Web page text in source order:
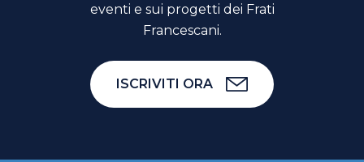
eventi e sui progetti dei Frati
Francescani.
ISCRIVITI ORA